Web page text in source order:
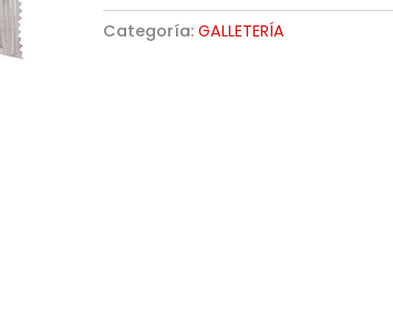
Categoría: GALLETERÍA